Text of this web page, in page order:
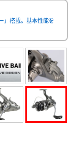
」搭載。基本性能を